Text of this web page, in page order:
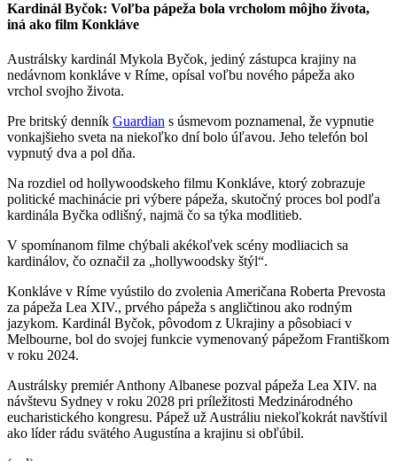
Kardinál Byčok: Voľba pápeža bola vrcholom môjho života,
iná ako film Konkláve
Austrálsky kardinál Mykola Byčok, jediný zástupca krajiny na
nedávnom konkláve v Ríme, opísal voľbu nového pápeža ako
vrchol svojho života.
Pre britský denník Guardian s úsmevom poznamenal, že vypnutie
vonkajšieho sveta na niekoľko dní bolo úľavou. Jeho telefón bol
vypnutý dva a pol dňa.
Na rozdiel od hollywoodskeho filmu Konkláve, ktorý zobrazuje
politické machinácie pri výbere pápeža, skutočný proces bol podľa
kardinála Byčka odlišný, najmä čo sa týka modlitieb.
V spomínanom filme chýbali akékoľvek scény modliacich sa
kardinálov, čo označil za „hollywoodsky štýl“.
Konkláve v Ríme vyústilo do zvolenia Američana Roberta Prevosta
za pápeža Lea XIV., prvého pápeža s angličtinou ako rodným
jazykom. Kardinál Byčok, pôvodom z Ukrajiny a pôsobiaci v
Melbourne, bol do svojej funkcie vymenovaný pápežom Františkom
v roku 2024.
Austrálsky premiér Anthony Albanese pozval pápeža Lea XIV. na
návštevu Sydney v roku 2028 pri príležitosti Medzinárodného
eucharistického kongresu. Pápež už Austráliu niekoľkokrát navštívil
ako líder rádu svätého Augustína a krajinu si obľúbil.